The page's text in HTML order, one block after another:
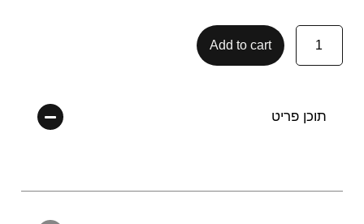
Add to cart
תוכן פריט